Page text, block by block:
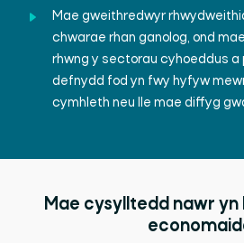
Mae gweithredwyr
chwarae rhan ganolog, ond
rhwng y sectorau cyhoeddus a
defnydd fod yn fwy hyfyw
cymhleth neu lle mae diffyg
Mae cysylltedd nawr